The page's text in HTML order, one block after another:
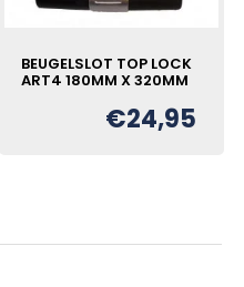
BEUGELSLOT TOP LOCK
ART4 180MM X 320MM
€24,95